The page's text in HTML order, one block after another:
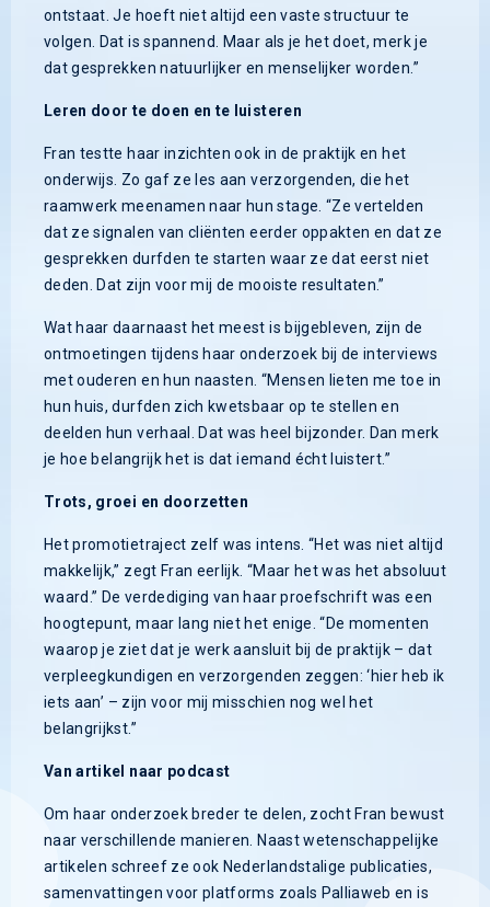
ontstaat. Je hoeft niet altijd een vaste structuur te
volgen. Dat is spannend. Maar als je het doet, merk je
dat gesprekken natuurlijker en menselijker worden.”
Leren door te doen en te luisteren
Fran testte haar inzichten ook in de praktijk en het
onderwijs. Zo gaf ze les aan verzorgenden, die het
raamwerk meenamen naar hun stage. “Ze vertelden
dat ze signalen van cliënten eerder oppakten en dat ze
gesprekken durfden te starten waar ze dat eerst niet
deden. Dat zijn voor mij de mooiste resultaten.”
Wat haar daarnaast het meest is bijgebleven, zijn de
ontmoetingen tijdens haar onderzoek bij de interviews
met ouderen en hun naasten. “Mensen lieten me toe in
hun huis, durfden zich kwetsbaar op te stellen en
deelden hun verhaal. Dat was heel bijzonder. Dan merk
je hoe belangrijk het is dat iemand écht luistert.”
Trots, groei en doorzetten
Het promotietraject zelf was intens. “Het was niet altijd
makkelijk,” zegt Fran eerlijk. “Maar het was het absoluut
waard.” De verdediging van haar proefschrift was een
hoogtepunt, maar lang niet het enige. “De momenten
waarop je ziet dat je werk aansluit bij de praktijk – dat
verpleegkundigen en verzorgenden zeggen: ‘hier heb ik
iets aan’ – zijn voor mij misschien nog wel het
belangrijkst.”
Van artikel naar podcast
Om haar onderzoek breder te delen, zocht Fran bewust
naar verschillende manieren. Naast wetenschappelijke
artikelen schreef ze ook Nederlandstalige publicaties,
samenvattingen voor platforms zoals Palliaweb en is